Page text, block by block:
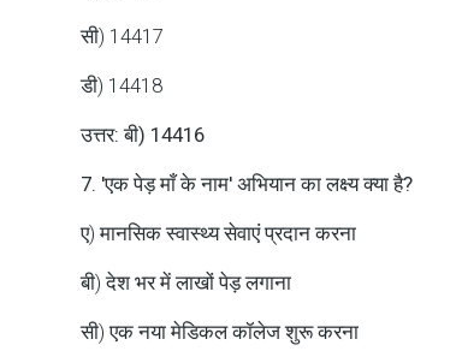
सी) 14417
डी) 14418
उत्तर: बी) 14416
7. 'एक पेड़ माँ के नाम' अभियान का लक्ष्य क्या है?
ए) मानसिक स्वास्थ्य सेवाएं प्रदान करना
बी) देश भर में लाखों पेड़ लगाना
सी) एक नया मेडिकल कॉलेज शुरू करना